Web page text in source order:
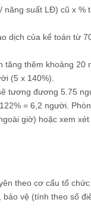
suất LĐ) cũ x %
dịch của kế toán từ
thêm khoảng 20
(5 x 140%).
tương đương 5.75
= 6,2 người.
giờ) hoặc xem
theo cơ cấu tổ
vệ (tính theo số